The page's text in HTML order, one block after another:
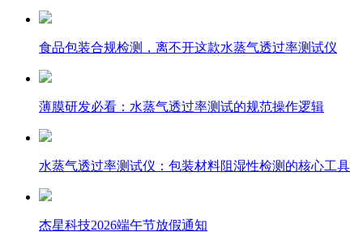
食品包装合规检测，离不开这款水蒸气透过率测试仪
薄膜研发必看：水蒸气透过率测试的规范操作逻辑